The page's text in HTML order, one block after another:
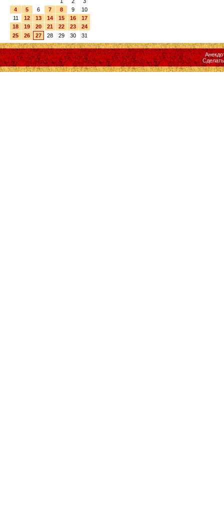
4
5 6 7 8 9
10
11
12 13 14 15 16
17
18
19 20 21 22 23
24
25
26 27 28 29 30 31